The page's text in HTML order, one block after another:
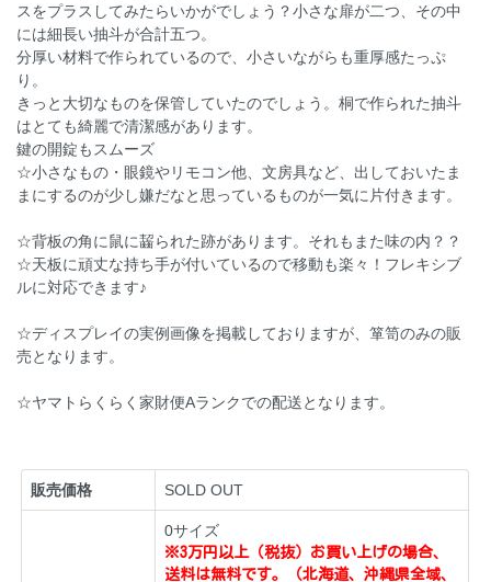
スをプラスしてみたらいかがでしょう？小さな扉が二つ、その中
には細長い抽斗が合計五つ。
分厚い材料で作られているので、小さいながらも重厚感たっぷ
り。
きっと大切なものを保管していたのでしょう。桐で作られた抽斗
はとても綺麗で清潔感があります。
鍵の開錠もスムーズ
☆小さなもの・眼鏡やリモコン他、文房具など、出しておいたま
まにするのが少し嫌だなと思っているものが一気に片付きます。
☆背板の角に鼠に齧られた跡があります。それもまた味の内？？
☆天板に頑丈な持ち手が付いているので移動も楽々！フレキシブ
ルに対応できます♪
☆ディスプレイの実例画像を掲載しておりますが、箪笥のみの販
売となります。
☆ヤマトらくらく家財便Aランクでの配送となります。
販売価格 SOLD OUT
0サイズ
※3万円以上（税抜）お買い上げの場合、
送料は無料です。（北海道、沖縄県全域、